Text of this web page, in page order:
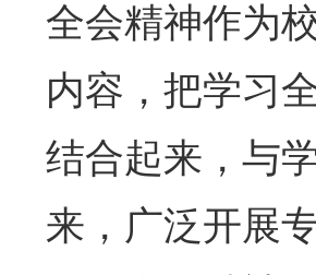
全会精神作为
内容，把学习
结合起来，与
来，广泛开展